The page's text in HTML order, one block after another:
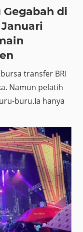
Gegabah di
bursa transfer BRI
Namun pelatih
buru.Ia hanya